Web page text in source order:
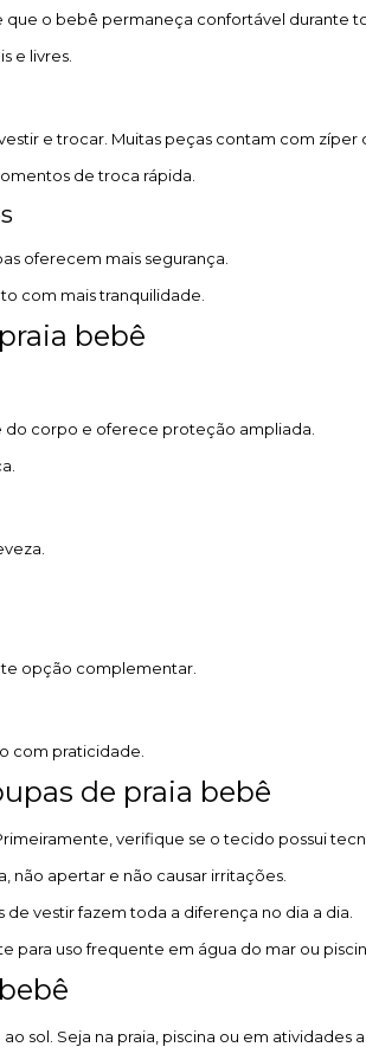
que o bebê permaneça confortável durante
e livres.
e trocar. Muitas peças contam com zíper
de troca rápida.
oferecem mais segurança.
com mais tranquilidade.
bebê
do corpo e oferece proteção ampliada.
opção complementar.
com praticidade.
de praia bebê
verifique se o tecido possui
não apertar e não causar irritações.
vestir fazem toda a diferença no dia a dia.
para uso frequente em água do mar ou
sol. Seja na praia, piscina ou em atividades